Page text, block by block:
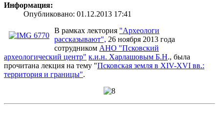
Информация:
Опубликовано: 01.12.2013 17:41
В рамках лектория "Археологи
рассказывают", 26 ноября 2013 года
сотрудником АНО "Псковский
археологический центр" к.и.н. Харлашовым Б.Н., была
прочитана лекция на тему "Псковская земля в XIV-XVI вв.:
территория и границы".